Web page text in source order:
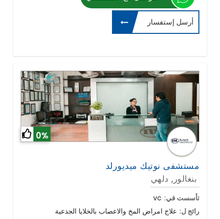
أرسل إستفسار
0%
مستشفى نوتيك ميديورلد
بنغالور, دلهي
تأسست في: vc
رائج ل: علاج امراض المخ والاعصاب بالخلايا الجذعية